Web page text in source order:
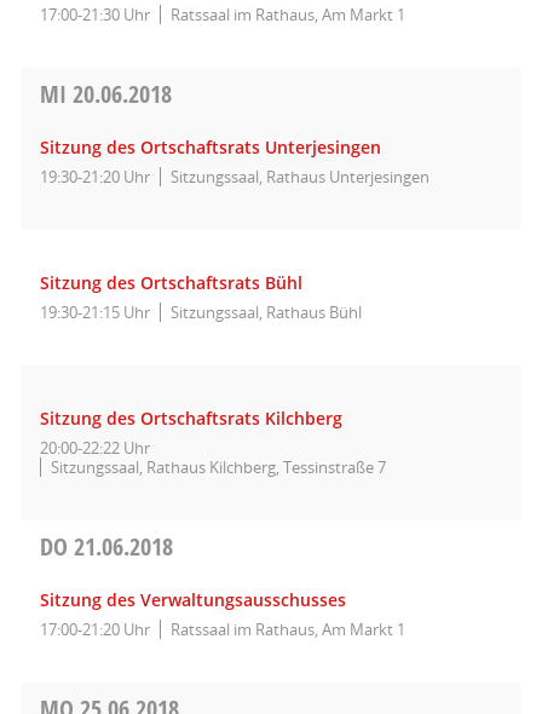
17:00-21:30 Uhr Ratssaal im Rathaus, Am Markt 1
MI 20.06.2018
Sitzung des Ortschaftsrats Unterjesingen
19:30-21:20 Uhr Sitzungssaal, Rathaus Unterjesingen
Sitzung des Ortschaftsrats Bühl
19:30-21:15 Uhr Sitzungssaal, Rathaus Bühl
Sitzung des Ortschaftsrats Kilchberg
20:00-22:22 Uhr
Sitzungssaal, Rathaus Kilchberg, Tessinstraße 7
DO 21.06.2018
Sitzung des Verwaltungsausschusses
17:00-21:20 Uhr Ratssaal im Rathaus, Am Markt 1